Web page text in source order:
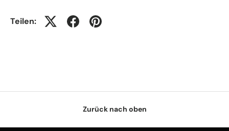
Teilen:
Zurück nach oben